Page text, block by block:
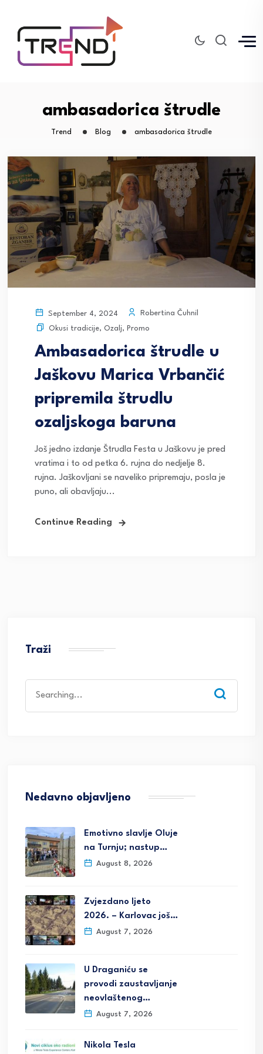
ambasadorica štrudle
Trend Blog ambasadorica štrudle
September 4, 2024
Robertina Čuhnil
Okusi tradicije, Ozalj, Promo
Ambasadorica štrudle u
Jaškovu Marica Vrbančić
pripremila štrudlu
ozaljskoga baruna
Još jedno izdanje Štrudla Festa u Jaškovu je pred
vratima i to od petka 6. rujna do nedjelje 8.
rujna. Jaškovljani se naveliko pripremaju, posla je
puno, ali obavljaju...
Continue Reading
Traži
for:
Nedavno objavljeno
Emotivno slavlje Oluje
na Turnju; nastup…
August 8, 2026
Zvjezdano ljeto
2026. – Karlovac još…
August 7, 2026
U Draganiću se
provodi zaustavljanje
neovlaštenog…
August 7, 2026
Nikola Tesla